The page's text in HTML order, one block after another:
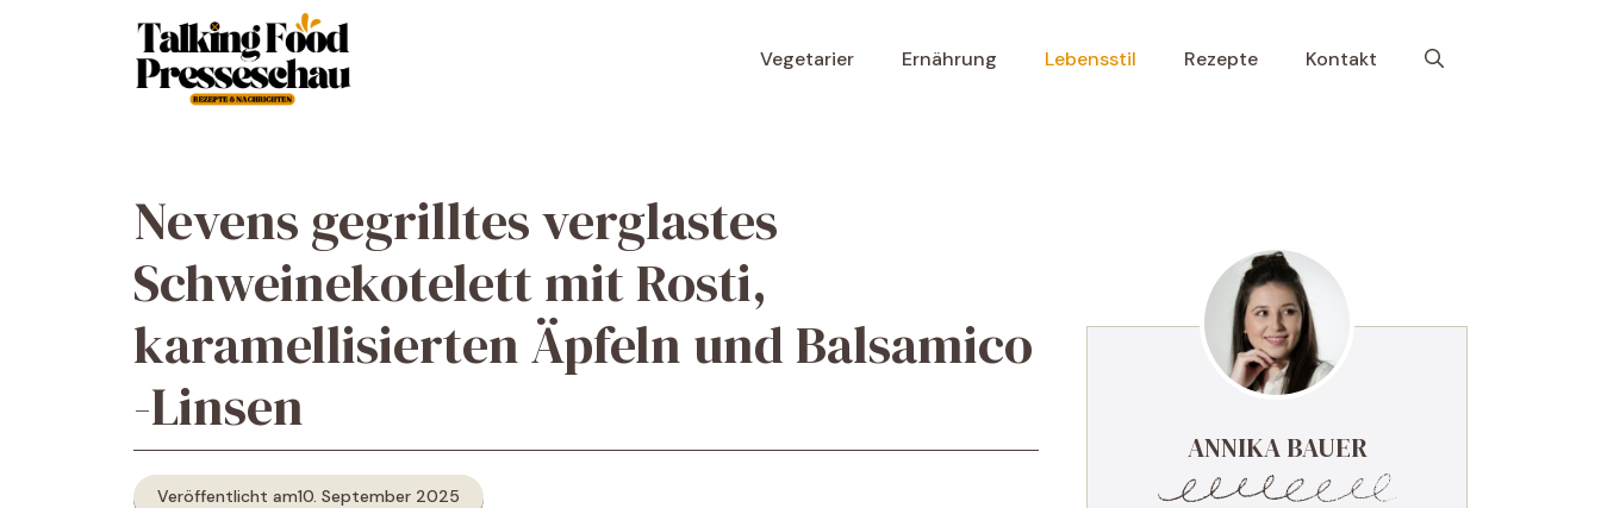
Vegetarier Ernährung Lebensstil Rezepte Kontakt
Nevens gegrilltes verglastes
Schweinekotelett mit Rosti,
karamellisierten Äpfeln und Balsamico
-Linsen
Veröffentlicht am10. September 2025
ANNIKA BAUER